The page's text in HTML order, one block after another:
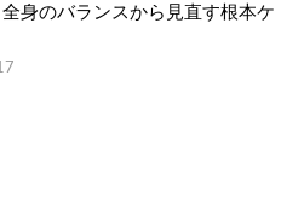
身のバランスから見直す根本ケ